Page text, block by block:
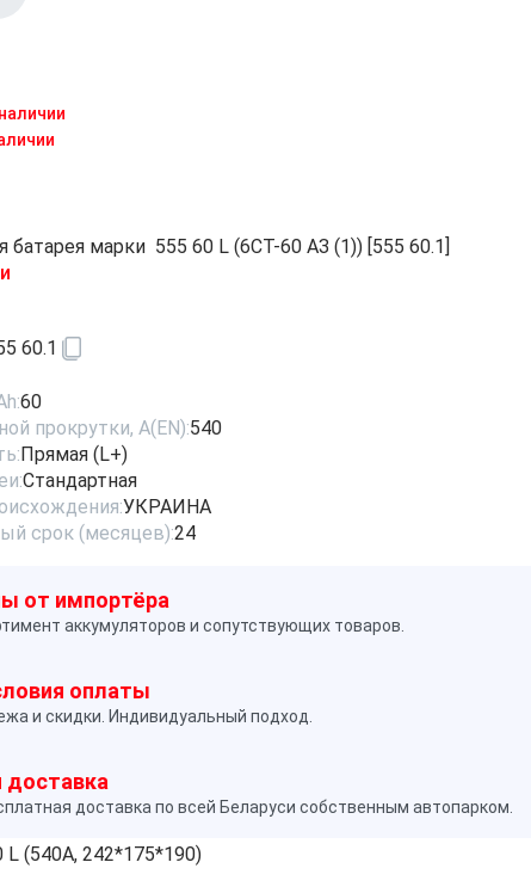
батарея марки 555 60 L (6СТ-60 АЗ (1)) [555 60.1]
60.1
60
прокрутки, A(EN):540
Прямая (L+)
Стандартная
УКРАИНА
срок (месяцев):24
от импортёра
аккумуляторов и сопутствующих товаров.
оплаты
и скидки. Индивидуальный подход.
доставка
доставка по всей Беларуси собственным автопарком.
(540A, 242*175*190)